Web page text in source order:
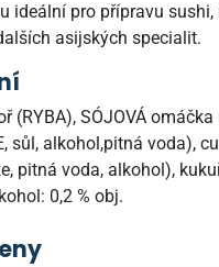
ideální pro přípravu sushi,
asijských specialit.
(RYBA), SÓJOVÁ omáčka
sůl, alkohol,pitná voda),
pitná voda, alkohol),
0,2 % obj.